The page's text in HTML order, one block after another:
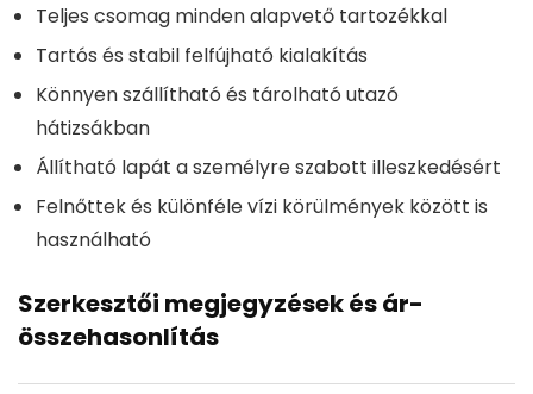
Teljes csomag minden alapvető tartozékkal
Tartós és stabil felfújható kialakítás
Könnyen szállítható és tárolható utazó
hátizsákban
Állítható lapát a személyre szabott illeszkedésért
Felnőttek és különféle vízi körülmények között is
használható
Szerkesztői megjegyzések és ár-
összehasonlítás